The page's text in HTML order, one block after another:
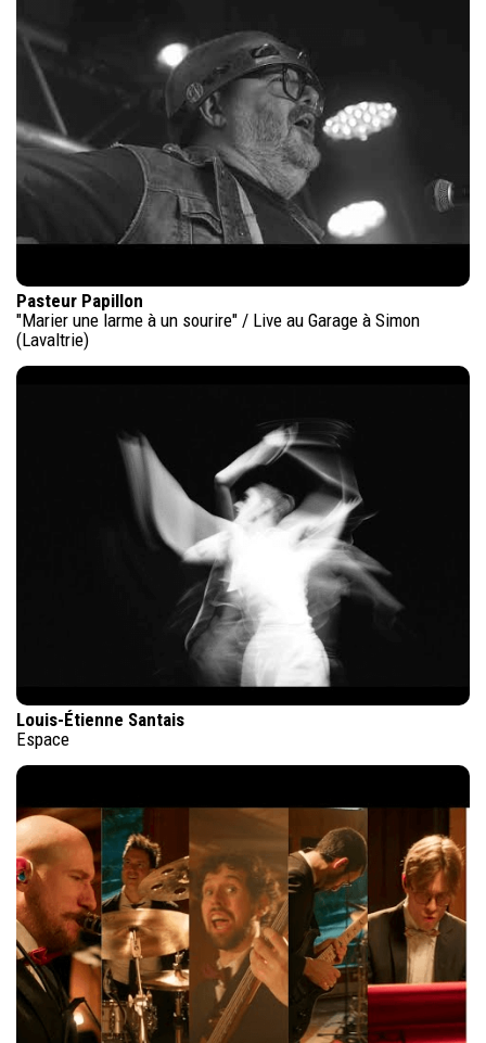
Pasteur Papillon
"Marier une larme à un sourire" / Live au Garage à Simon
(Lavaltrie)
Louis-Étienne Santais
Espace